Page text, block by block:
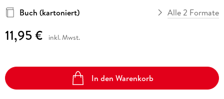
Buch (kartoniert)
Alle 2 Formate
11,95 € inkl. Mwst.
In den Warenkorb